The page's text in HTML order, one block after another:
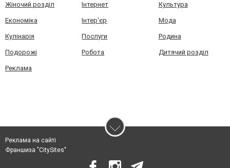
Жіночий розділ Інтернет Культура
Економіка Інтер'єр Мода
Кулінарія Послуги Родина
Подорожі Робота Дитячий розділ
Реклама
Реклама на сайті
Франшиза "CitySites"